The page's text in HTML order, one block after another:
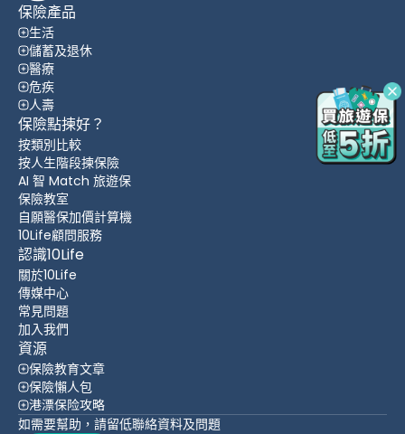
保險產品
生活
儲蓄及退休
醫療
危疾
人壽
保險點揀好？
按類別比較
按人生階段揀保險
AI 智 Match 旅遊保
保險教室
自願醫保加價計算機
10Life顧問服務
認識10Life
關於10Life
傳媒中心
常見問題
加入我們
資源
保險教育文章
保險懶人包
港漂保险攻略
如需要幫助，請留低聯絡資料及問題